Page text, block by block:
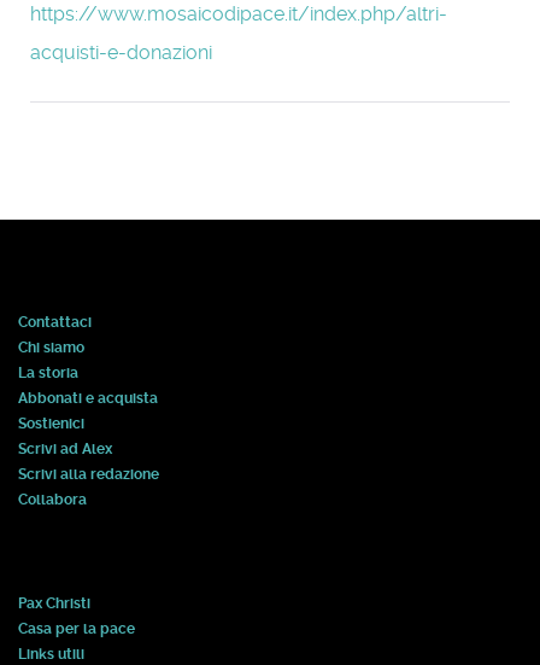
https://www.mosaicodipace.it/index.php/altri-
acquisti-e-donazioni
Contattaci
Chi siamo
La storia
Abbonati e acquista
Sostienici
Scrivi ad Alex
Scrivi alla redazione
Collabora
Pax Christi
Casa per la pace
Links utili